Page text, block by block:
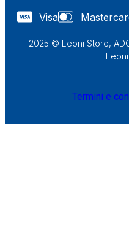
Visa
2025 © Leoni Store,
Leoni
Termini e